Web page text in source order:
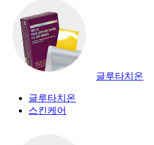
글루타치온
글루타치온
스킨케어